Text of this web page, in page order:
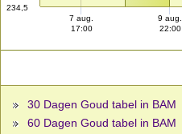
234,5
7 aug.
17:00
9 aug.
22:00
30 Dagen Goud tabel in BAM
60 Dagen Goud tabel in BAM